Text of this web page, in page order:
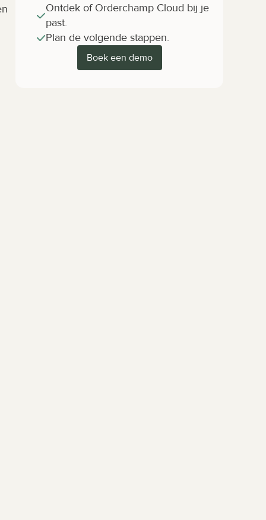
Ontdek of Orderchamp Cloud bij je
past.
Plan de volgende stappen.
Boek een demo